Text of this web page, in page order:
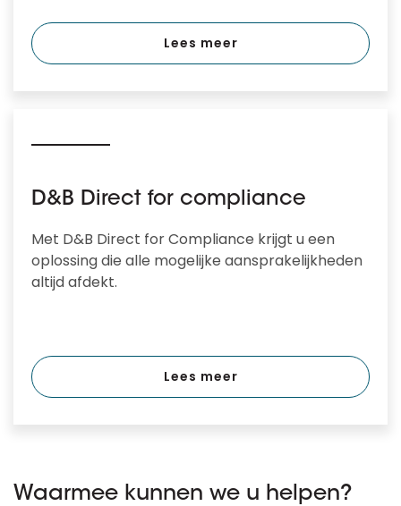
Lees meer
D&B Direct for compliance
Met D&B Direct for Compliance krijgt u een
oplossing die alle mogelijke aansprakelijkheden
altijd afdekt.
Lees meer
Waarmee kunnen we u helpen?